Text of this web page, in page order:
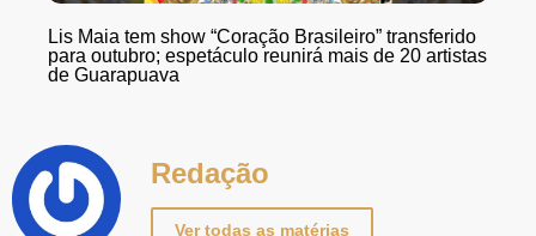
Lis Maia tem show “Coração Brasileiro” transferido
para outubro; espetáculo reunirá mais de 20 artistas
de Guarapuava
Redação
Ver todas as matérias